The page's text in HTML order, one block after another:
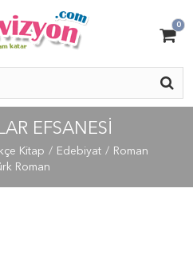
0
EFSANESI
Kitap Edebiyat
Roman
Roman